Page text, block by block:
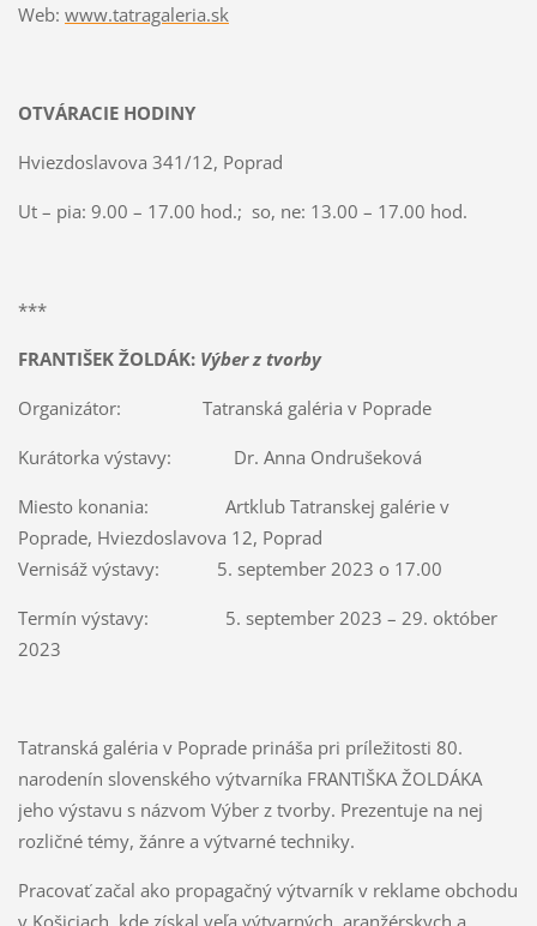
Web: www.tatragaleria.sk
OTVÁRACIE HODINY
Hviezdoslavova 341/12, Poprad
Ut – pia: 9.00 – 17.00 hod.; so, ne: 13.00 – 17.00 hod.
***
FRANTIŠEK ŽOLDÁK: Výber z tvorby
Organizátor: Tatranská galéria v Poprade
Kurátorka výstavy: Dr. Anna Ondrušeková
Miesto konania: Artklub Tatranskej galérie v
Poprade, Hviezdoslavova 12, Poprad
Vernisáž výstavy: 5. september 2023 o 17.00
Termín výstavy: 5. september 2023 – 29. október
2023
Tatranská galéria v Poprade prináša pri príležitosti 80.
narodenín slovenského výtvarníka FRANTIŠKA ŽOLDÁKA
jeho výstavu s názvom Výber z tvorby. Prezentuje na nej
rozličné témy, žánre a výtvarné techniky.
Pracovať začal ako propagačný výtvarník v reklame obchodu